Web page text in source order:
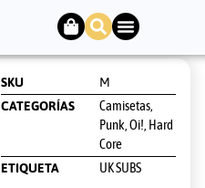
SKU
M
CATEGORÍAS
Camisetas,
Punk, Oi!, Hard
Core
ETIQUETA UK SUBS